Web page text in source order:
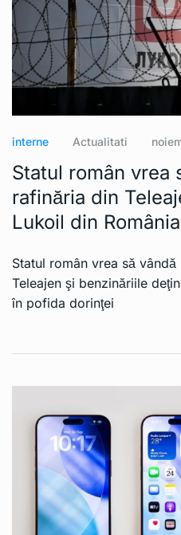
interne Actualitati
Statul român vrea
rafinăria din
Lukoil din România
Statul român vrea să
Teleajen şi benzinăriile
în pofida dorinţei